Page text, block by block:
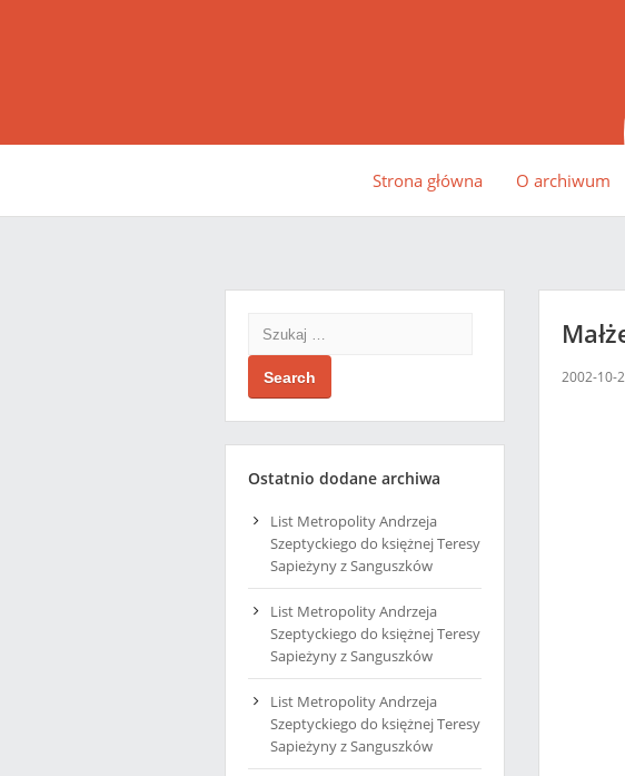
Strona główna O archiwum
2002-10-
Search
Ostatnio dodane archiwa
List Metropolity Andrzeja
Szeptyckiego do księżnej Teresy
Sapieżyny z Sanguszków
List Metropolity Andrzeja
Szeptyckiego do księżnej Teresy
Sapieżyny z Sanguszków
List Metropolity Andrzeja
Szeptyckiego do księżnej Teresy
Sapieżyny z Sanguszków